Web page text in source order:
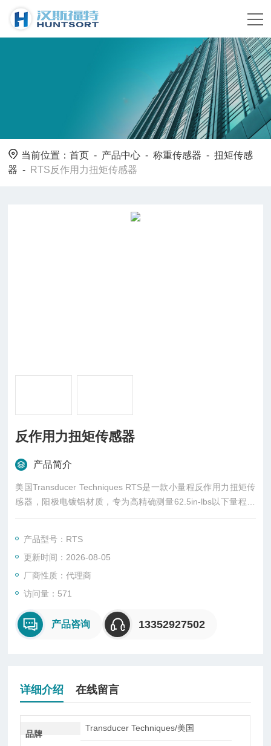
当前位置：首页 - 产品中心 -称重传感器 -扭矩传感
器 - RTS反作用力扭矩传感器
反作用力扭矩传感器
产品简介
美国Transducer Techniques RTS是一款小量程反作用力扭矩传
感器，阳极电镀铝材质，专为高精确测量62.5in-lbs以下量程而
设计，并且不会因为其他方向的力而牺牲抗扰性和灵敏度。
不会因为其他方向的力而牺牲抗扰性和灵敏度
产品型号：RTS
更新时间：2026-08-05
厂商性质：代理商
访问量：571
产品咨询 13352927502
详细介绍 在线留言
品牌
Transducer Techniques/美国